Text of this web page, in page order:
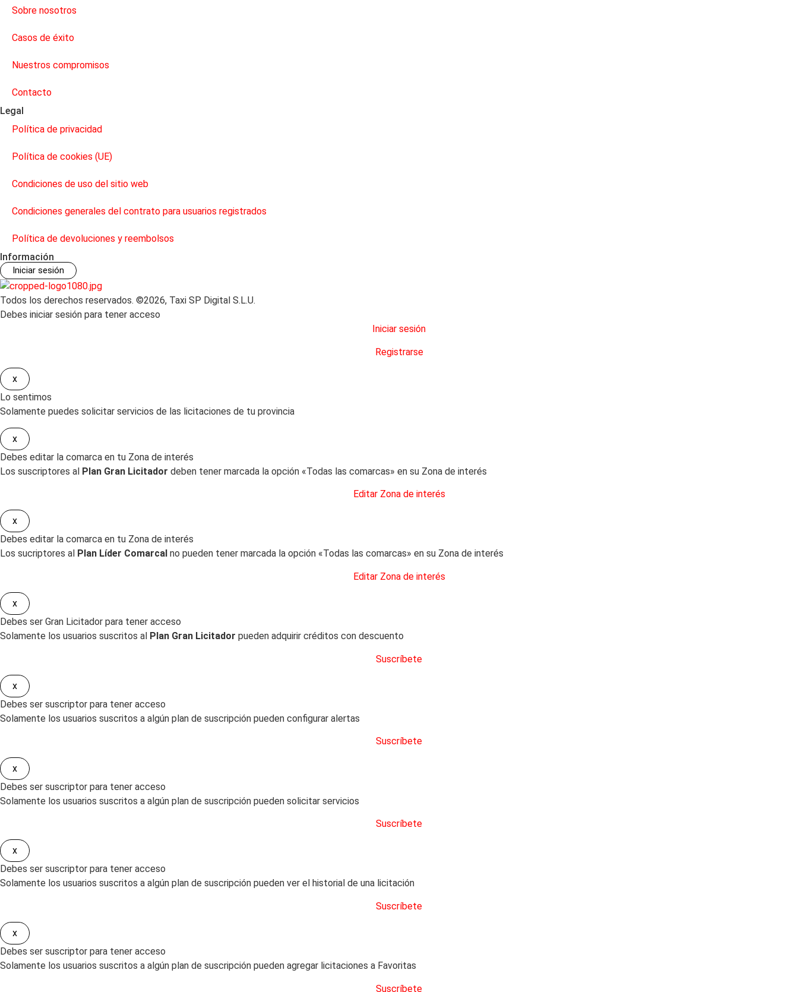
Sobre nosotros
Casos de éxito
Nuestros compromisos
Contacto
Legal
Política de privacidad
Política de cookies (UE)
Condiciones de uso del sitio web
Condiciones generales del contrato para usuarios registrados
Política de devoluciones y reembolsos
Información
Iniciar sesión
Todos los derechos reservados. ©2026, Taxi SP Digital S.L.U.
Debes iniciar sesión para tener acceso
Iniciar sesión
Registrarse
x
Lo sentimos
Solamente puedes solicitar servicios de las licitaciones de tu provincia
x
Debes editar la comarca en tu Zona de interés
Los suscriptores al Plan Gran Licitador deben tener marcada la opción «Todas las comarcas» en su Zona de interés
Editar Zona de interés
x
Debes editar la comarca en tu Zona de interés
Los sucriptores al Plan Líder Comarcal no pueden tener marcada la opción «Todas las comarcas» en su Zona de interés
Editar Zona de interés
x
Debes ser Gran Licitador para tener acceso
Solamente los usuarios suscritos al Plan Gran Licitador pueden adquirir créditos con descuento
Suscríbete
x
Debes ser suscriptor para tener acceso
Solamente los usuarios suscritos a algún plan de suscripción pueden configurar alertas
Suscríbete
x
Debes ser suscriptor para tener acceso
Solamente los usuarios suscritos a algún plan de suscripción pueden solicitar servicios
Suscríbete
x
Debes ser suscriptor para tener acceso
Solamente los usuarios suscritos a algún plan de suscripción pueden ver el historial de una licitación
Suscríbete
x
Debes ser suscriptor para tener acceso
Solamente los usuarios suscritos a algún plan de suscripción pueden agregar licitaciones a Favoritas
Suscríbete